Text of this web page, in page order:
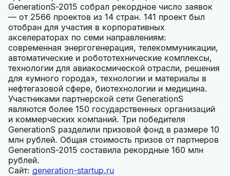
GenerationS-2015 собрал рекордное число заявок
— от 2566 проектов из 14 стран. 141 проект был
отобран для участия в корпоративных
акселераторах по семи направлениям:
современная энергогенерация, телекоммуникации,
автоматические и робототехнические комплексы,
технологии для авиакосмической отрасли, решения
для «умного города», технологии и материалы в
нефтегазовой сфере, биотехнологии и медицина.
Участниками партнерской сети GenerationS
являются более 150 государственных организаций
и коммерческих компаний. Три победителя
GenerationS разделили призовой фонд в размере 10
млн рублей. Общая стоимость призов от партнеров
GenerationS-2015 составила рекордные 160 млн
рублей.
Сайт: generation-startup.ru